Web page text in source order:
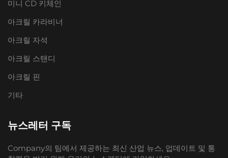
미니 CD 키체인
아크릴 카라비너
아크릴 자석
아크릴 스탠디
아크릴 핀
기타
뉴스레터 구독
Company의 팀에서 제공하는 최신 산업 뉴스, 업데이트 및 통